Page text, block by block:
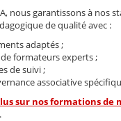
nous garantissons à nos
de qualité avec :
adaptés ;
formateurs experts ;
de suivi ;
associative
sur nos formations
.